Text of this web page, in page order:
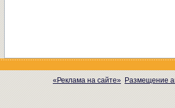
«Реклама на сайте» Размещение